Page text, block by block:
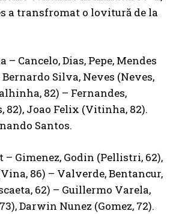
a transfromat o lovitură de la
– Cancelo, Dias, Pepe, Mendes
Silva, Neves (Neves,
82) – Fernandes,
82), Joao Felix (Vitinha, 82).
Santos.
– Gimenez, Godin (Pellistri, 62),
86) – Valverde, Bentancur,
62) – Guillermo Varela,
Darwin Nunez (Gomez, 72).